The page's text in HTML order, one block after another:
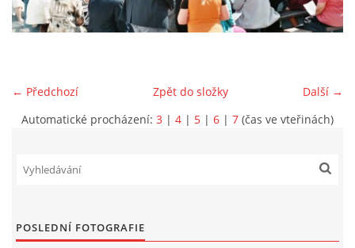
DRUŽSTVO MUŽŮ
VÝROČNÍ ZPRÁVY
DOTACE POSKYTNUTÁ Z ROZPOČTU JIHOMORAVSKÉHO
JEDNOTNÝ SYSTÉM VAROVÁNÍ A VYROZUMĚNÍ
← Předchozí Další →
Zpět do složky
Automatické procházení: 3 | 4 | 5 | 6 | 7 (čas ve vteřinách)
POSLEDNÍ FOTOGRAFIE